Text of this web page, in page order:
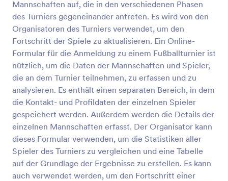
Mannschaften auf, die in den verschiedenen Phasen
des Turniers gegeneinander antreten. Es wird von den
Organisatoren des Turniers verwendet, um den
Fortschritt der Spiele zu aktualisieren. Ein Online-
Formular für die Anmeldung zu einem Fußballturnier ist
nützlich, um die Daten der Mannschaften und Spieler,
die an dem Turnier teilnehmen, zu erfassen und zu
analysieren. Es enthält einen separaten Bereich, in dem
die Kontakt- und Profildaten der einzelnen Spieler
gespeichert werden. Außerdem werden die Details der
einzelnen Mannschaften erfasst. Der Organisator kann
dieses Formular verwenden, um die Statistiken aller
Spieler des Turniers zu vergleichen und eine Tabelle
auf der Grundlage der Ergebnisse zu erstellen. Es kann
auch verwendet werden, um den Fortschritt einer
Eingabetabelle werden die verschiedenen
Fähigkeiten und Qualitäten eines Fußballspielers in
den folgenden Kategorien bewertet: Hervorragend,
gut, durchschnittlich, verbesserungswürdig und
schlecht. Diese Vorlage verwendet das
Sternebewertungs-Tool, um die Gesamtbewertung
des Spielers zu ermitteln. Diese Formularvorlage
nutzt auch die Felder für Langtexteingabe für das
Feedback des Trainers, des Bewerters, die Stärken
und Schwächen des Spielers, die
verbesserungswürdigen Bereiche und die Ziele. Sie
können das Logo des Teams oben im Formular
hinzufügen oder das Farbschema mithilfe des Form
Builder bearbeiten. Mit Hilfe des Signatur-Tools kann
dieses Formular die Unterschrift des Trainers oder
des Bewerters erfassen, die bestätigt, dass sie die
Bewertung durchgeführt haben.
Vorschau